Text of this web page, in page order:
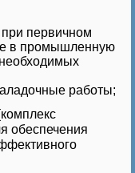
первичном
в промышленную
работы;
обеспечения